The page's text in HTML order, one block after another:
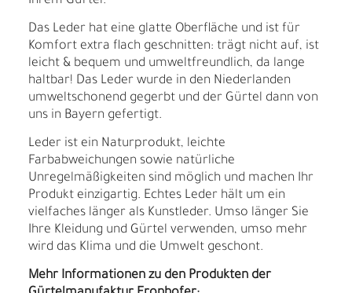
Das Leder hat eine glatte Oberfläche und ist für
Komfort extra flach geschnitten: trägt nicht auf, ist
leicht & bequem und umweltfreundlich, da lange
haltbar! Das Leder wurde in den Niederlanden
umweltschonend gegerbt und der Gürtel dann von
uns in Bayern gefertigt.
Leder ist ein Naturprodukt, leichte
Farbabweichungen sowie natürliche
Unregelmäßigkeiten sind möglich und machen Ihr
Produkt einzigartig. Echtes Leder hält um ein
vielfaches länger als Kunstleder. Umso länger Sie
Ihre Kleidung und Gürtel verwenden, umso mehr
wird das Klima und die Umwelt geschont.
Mehr Informationen zu den Produkten der